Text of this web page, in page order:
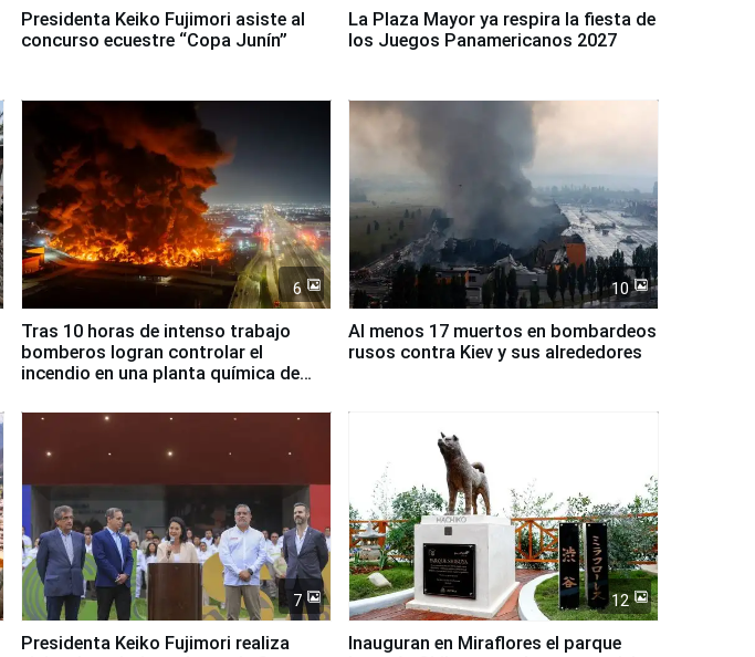
Presidenta Keiko Fujimori asiste al
concurso ecuestre “Copa Junín”
La Plaza Mayor ya respira la fiesta de
los Juegos Panamericanos 2027
6
Tras 10 horas de intenso trabajo
bomberos logran controlar el
incendio en una planta química de
10
Al menos 17 muertos en bombardeos
rusos contra Kiev y sus alrededores
7
Presidenta Keiko Fujimori realiza
12
Inauguran en Miraflores el parque